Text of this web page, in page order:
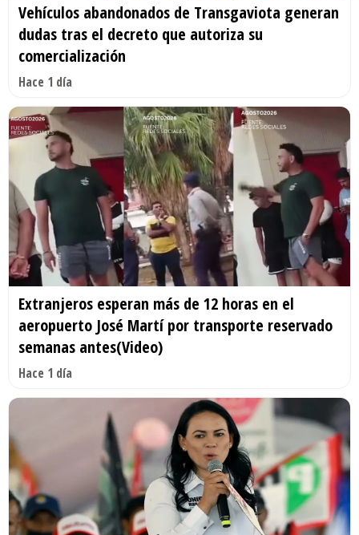
Vehículos abandonados de Transgaviota generan
dudas tras el decreto que autoriza su
comercialización
Hace 1 día
Extranjeros esperan más de 12 horas en el
aeropuerto José Martí por transporte reservado
semanas antes(Video)
Hace 1 día